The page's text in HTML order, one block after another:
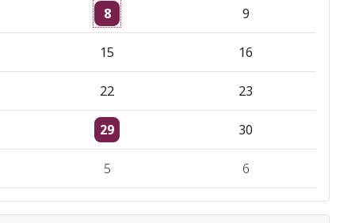
8
Un évènement 9
15 16
22 23
29
Un évènement 30
5 6